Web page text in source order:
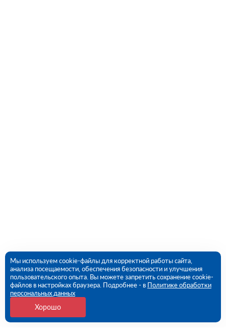
Мы используем cookie-файлы для корректной работы сайта,
анализа посещаемости, обеспечения безопасности и улучшения
пользовательского опыта. Вы можете запретить сохранение cookie-
файлов в настройках браузера. Подробнее - в Политике обработки
персональных данных
Хорошо